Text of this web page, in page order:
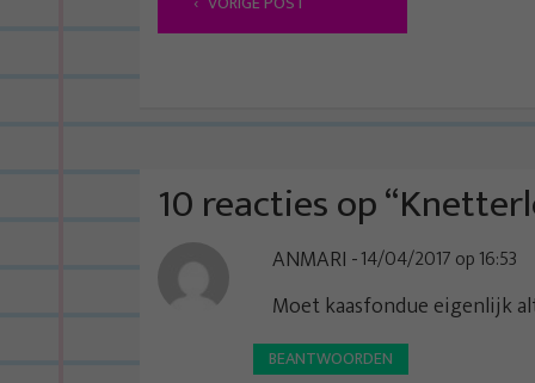
e
t
n
a
v
10 reacties op “
ANMARI 14/04/2017 op 16:53
Moet kaasfondue eigenlijk
BEANTWOORDEN